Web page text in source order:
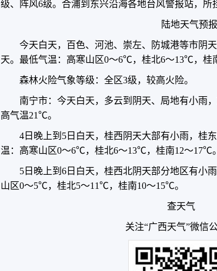
级、阵风6级。合浦到东兴沿海各地台风警报站，所
陆地天气预报
今天白天，百色、河池、崇左、防城港等市阴
天。最低气温：高寒山区0～6℃，桂北6～13℃，桂
森林火险气象等级：全区3级，较高火险。
南宁市：今天白天，多云到阴天、局地有小雨
高气温21℃。
4日晚上到5日白天，桂西阴天大部有小雨，桂
温：高寒山区0～6℃，桂北6～13℃，桂南12～17℃。
5日晚上到6日白天，桂西北阴天部分地区有小
山区0～5℃，桂北5～11℃，桂南10～15℃。
查天气
关注“广西天气”微信